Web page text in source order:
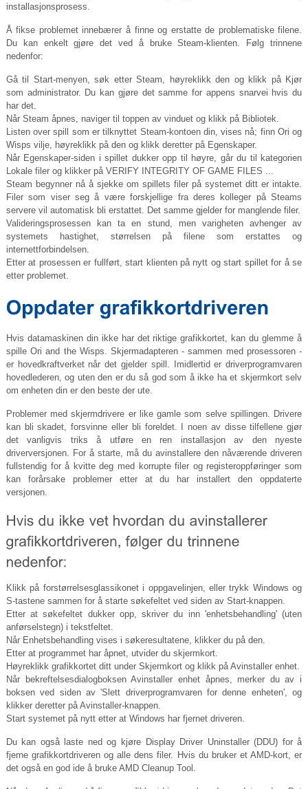
installasjonsprosess.
Å fikse problemet innebærer å finne og erstatte de problematiske filene.
Du kan enkelt gjøre det ved å bruke Steam-klienten. Følg trinnene
nedenfor:
Gå til Start-menyen, søk etter Steam, høyreklikk den og klikk på Kjør
som administrator. Du kan gjøre det samme for appens snarvei hvis du
har det.
Når Steam åpnes, naviger til toppen av vinduet og klikk på Bibliotek.
Listen over spill som er tilknyttet Steam-kontoen din, vises nå; finn Ori og
Wisps vilje, høyreklikk på den og klikk deretter på Egenskaper.
Når Egenskaper-siden i spillet dukker opp til høyre, går du til kategorien
Lokale filer og klikker på VERIFY INTEGRITY OF GAME FILES ...
Steam begynner nå å sjekke om spillets filer på systemet ditt er intakte.
Filer som viser seg å være forskjellige fra deres kolleger på Steams
servere vil automatisk bli erstattet. Det samme gjelder for manglende filer.
Valideringsprosessen kan ta en stund, men varigheten avhenger av
systemets hastighet, størrelsen på filene som erstattes og
internettforbindelsen.
Etter at prosessen er fullført, start klienten på nytt og start spillet for å se
etter problemet.
Hvis datamaskinen din ikke har det riktige grafikkortet, kan du glemme å
spille Ori and the Wisps. Skjermadapteren - sammen med prosessoren -
er hovedkraftverket når det gjelder spill. Imidlertid er driverprogramvaren
hovedlederen, og uten den er du så god som å ikke ha et skjermkort selv
om enheten din er den beste der ute.
Problemer med skjermdrivere er like gamle som selve spillingen. Drivere
kan bli skadet, forsvinne eller bli foreldet. I noen av disse tilfellene gjør
det vanligvis triks å utføre en ren installasjon av den nyeste
driverversjonen. For å starte, må du avinstallere den nåværende driveren
fullstendig for å kvitte deg med korrupte filer og registeroppføringer som
kan forårsake problemer etter at du har installert den oppdaterte
versjonen.
Klikk på forstørrelsesglassikonet i oppgavelinjen, eller trykk Windows og
S-tastene sammen for å starte søkefeltet ved siden av Start-knappen.
Etter at søkefeltet dukker opp, skriver du inn 'enhetsbehandling' (uten
anførselstegn) i tekstfeltet.
Når Enhetsbehandling vises i søkeresultatene, klikker du på den.
Etter at programmet har åpnet, utvider du skjermkort.
Høyreklikk grafikkortet ditt under Skjermkort og klikk på Avinstaller enhet.
Når bekreftelsesdialogboksen Avinstaller enhet åpnes, merker du av i
boksen ved siden av 'Slett driverprogramvaren for denne enheten', og
klikker deretter på Avinstaller-knappen.
Start systemet på nytt etter at Windows har fjernet driveren.
Du kan også laste ned og kjøre Display Driver Uninstaller (DDU) for å
fjerne grafikkortdriveren og alle dens filer. Hvis du bruker et AMD-kort, er
det også en god ide å bruke AMD Cleanup Tool.